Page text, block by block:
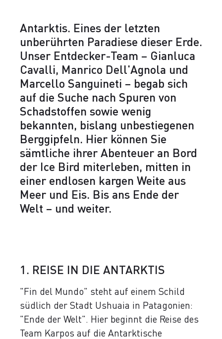
Antarktis. Eines der letzten
unberührten Paradiese dieser Erde.
Unser Entdecker-Team – Gianluca
Cavalli, Manrico Dell'Agnola und
Marcello Sanguineti – begab sich
auf die Suche nach Spuren von
Schadstoffen sowie wenig
bekannten, bislang unbestiegenen
Berggipfeln. Hier können Sie
sämtliche ihrer Abenteuer an Bord
der Ice Bird miterleben, mitten in
einer endlosen kargen Weite aus
Meer und Eis. Bis ans Ende der
Welt – und weiter.
1. REISE IN DIE ANTARKTIS
"Fin del Mundo" steht auf einem Schild
südlich der Stadt Ushuaia in Patagonien:
"Ende der Welt". Hier beginnt die Reise des
Team Karpos auf die Antarktische